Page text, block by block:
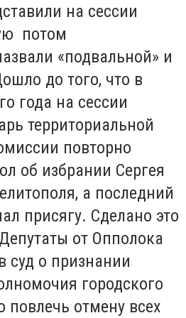
на сессии
потом
«подвальной» и
до того, что в
года на сессии
территориальной
повторно
об избрании Сергея
а последний
присягу. Сделано это
от Опполока
суд о признании
городского
повлечь отмену всех